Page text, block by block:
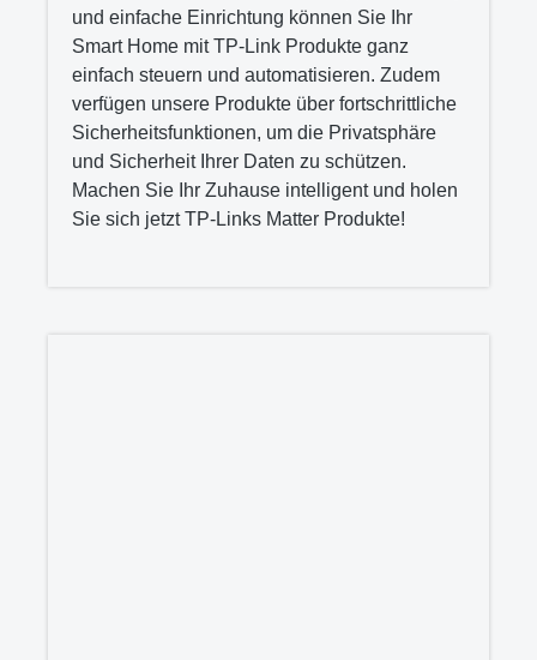
und einfache Einrichtung können Sie Ihr
Smart Home mit TP-Link Produkte ganz
einfach steuern und automatisieren. Zudem
verfügen unsere Produkte über fortschrittliche
Sicherheitsfunktionen, um die Privatsphäre
und Sicherheit Ihrer Daten zu schützen.
Machen Sie Ihr Zuhause intelligent und holen
Sie sich jetzt TP-Links Matter Produkte!